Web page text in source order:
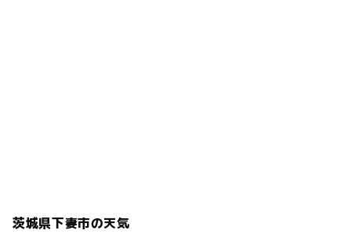
茨城県下妻市の天気